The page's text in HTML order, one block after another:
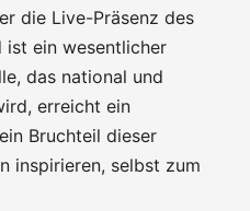
die Live-Präsenz des
ist ein wesentlicher
das national und
erreicht ein
Bruchteil dieser
inspirieren, selbst zum